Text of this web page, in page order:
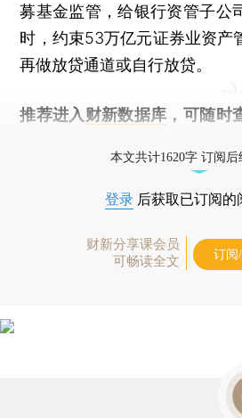
募基金监管，给银行资管子公
时，约束53万亿元证券业资产
再做放贷通道或自行放贷。
推荐进入 财新数据库 ，可随时
本文共计1620字 订阅
登录 后获取已订阅的
财新分享课会员
可畅读全文
订阅